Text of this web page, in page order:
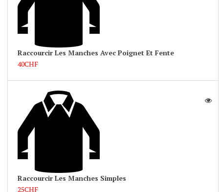
Raccourcir Les Manches Avec Poignet Et Fente
40CHF
Raccourcir Les Manches Simples
25CHF